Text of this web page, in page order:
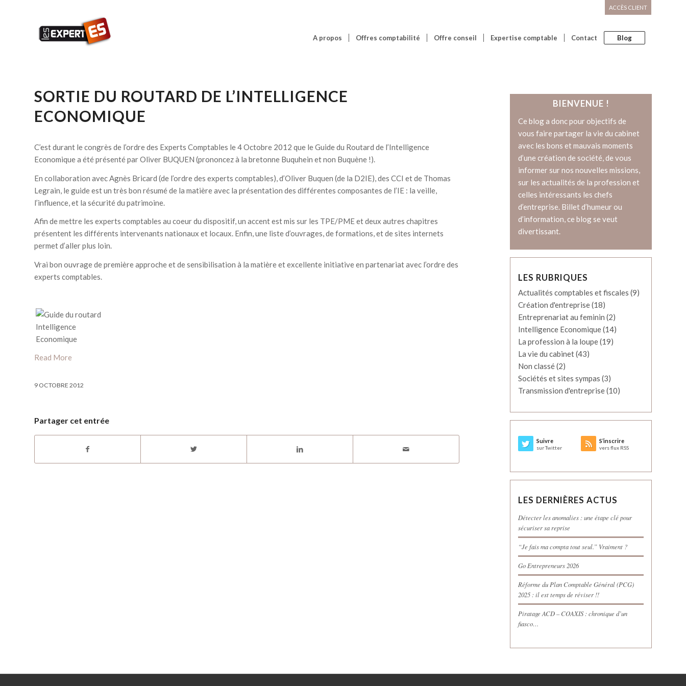
ACCÈS CLIENT
A propos Offres comptabilité Offre conseil Expertise comptable Contact Blog
SORTIE DU ROUTARD DE L’INTELLIGENCE
ECONOMIQUE
C’est durant le congrès de l’ordre des Experts Comptables le 4 Octobre 2012 que le Guide du Routard de l’Intelligence
Economique a été présenté par Oliver BUQUEN (prononcez à la bretonne Buquhein et non Buquène !).
En collaboration avec Agnès Bricard (de l’ordre des experts comptables), d’Oliver Buquen (de la D2IE), des CCI et de Thomas
Legrain, le guide est un très bon résumé de la matière avec la présentation des différentes composantes de l’IE : la veille,
l’influence, et la sécurité du patrimoine.
Afin de mettre les experts comptables au coeur du dispositif, un accent est mis sur les TPE/PME et deux autres chapitres
présentent les différents intervenants nationaux et locaux. Enfin, une liste d’ouvrages, de formations, et de sites internets
permet d’aller plus loin.
Vrai bon ouvrage de première approche et de sensibilisation à la matière et excellente initiative en partenariat avec l’ordre des
experts comptables.
Read More
9 OCTOBRE 2012
Partager cet entrée
BIENVENUE !
Ce blog a donc pour objectifs de
vous faire partager la vie du cabinet
avec les bons et mauvais moments
d’une création de société, de vous
informer sur nos nouvelles missions,
sur les actualités de la profession et
celles intéressants les chefs
d’entreprise. Billet d’humeur ou
d’information, ce blog se veut
divertissant.
LES RUBRIQUES
Actualités comptables et fiscales (9)
Création d'entreprise(18)
Entreprenariat au feminin (2)
Intelligence Economique(14)
La profession à la loupe(19)
La vie du cabinet(43)
Non classé(2)
Sociétés et sites sympas (3)
Transmission d'entreprise(10)
Suivre
sur Twitter
S’inscrire
vers flux RSS
LES DERNIÈRES ACTUS
Détecter les anomalies : une étape clé pour
sécuriser sa reprise
“Je fais ma compta tout seul.” Vraiment ?
Go Entrepreneurs 2026
Réforme du Plan Comptable Général (PCG)
2025 : il est temps de réviser !!
Piratage ACD – COAXIS : chronique d’un
fiasco…